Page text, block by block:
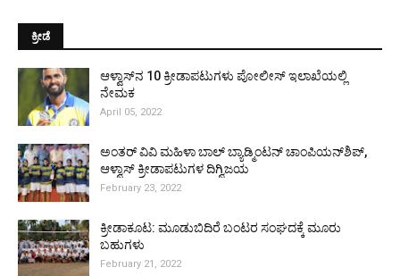
ಕ್ರೀಡೆ
ಆಳ್ವಾಸ್‌ನ 10 ಕ್ರೀಡಾಪಟುಗಳು ಪೋಲೀಸ್ ಇಲಾಖೆಯಲ್ಲಿ
ನೇಮಕ
April 05, 2022
ಅಂತರ್ ವಿವಿ ಮಹಿಳಾ ಬಾಲ್ ಬ್ಯಾಡ್ಮಿಂಟನ್ ಚಾಂಪಿಯನ್‌ಶಿಪ್,
ಆಳ್ವಾಸ್ ಕ್ರೀಡಾಪಟುಗಳ ದಿಗ್ವಿಜಯ
February 23, 2022
ಕ್ರೀಡಾಕೂಟ: ಮೂಡುಬಿದಿರೆ ಬಂಟರ ಸಂಘದಕ್ಕೆ ಮೂರು
ಬಹುಗಳು
February 21, 2022